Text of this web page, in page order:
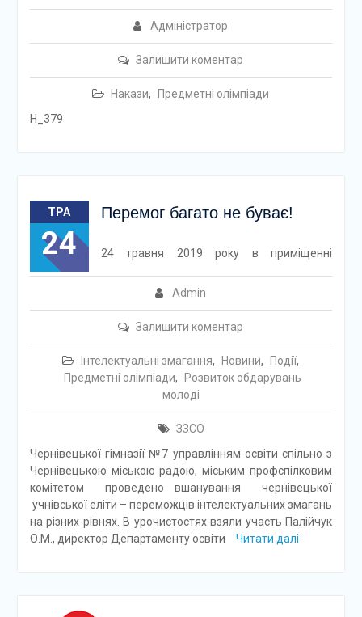
Адміністратор
Залишити коментар
Накази,
Предметні олімпіади
H_379
ТРА
24
Перемог багато не буває!
Admin
Залишити коментар
Інтелектуальні змагання, Новини, Події,
Предметні олімпіади,
Розвиток обдарувань
молоді
ЗЗСО
24 травня 2019 року в приміщенні
Чернівецької гімназії №7 управлінням освіти спільно з
Чернівецькою міською радою, міським профспілковим
комітетом проведено вшанування чернівецької
учнівської еліти – переможців інтелектуальних змагань
на різних рівнях. В урочистостях взяли участь Палійчук
О.М., директор Департаменту освіти
Читати далі